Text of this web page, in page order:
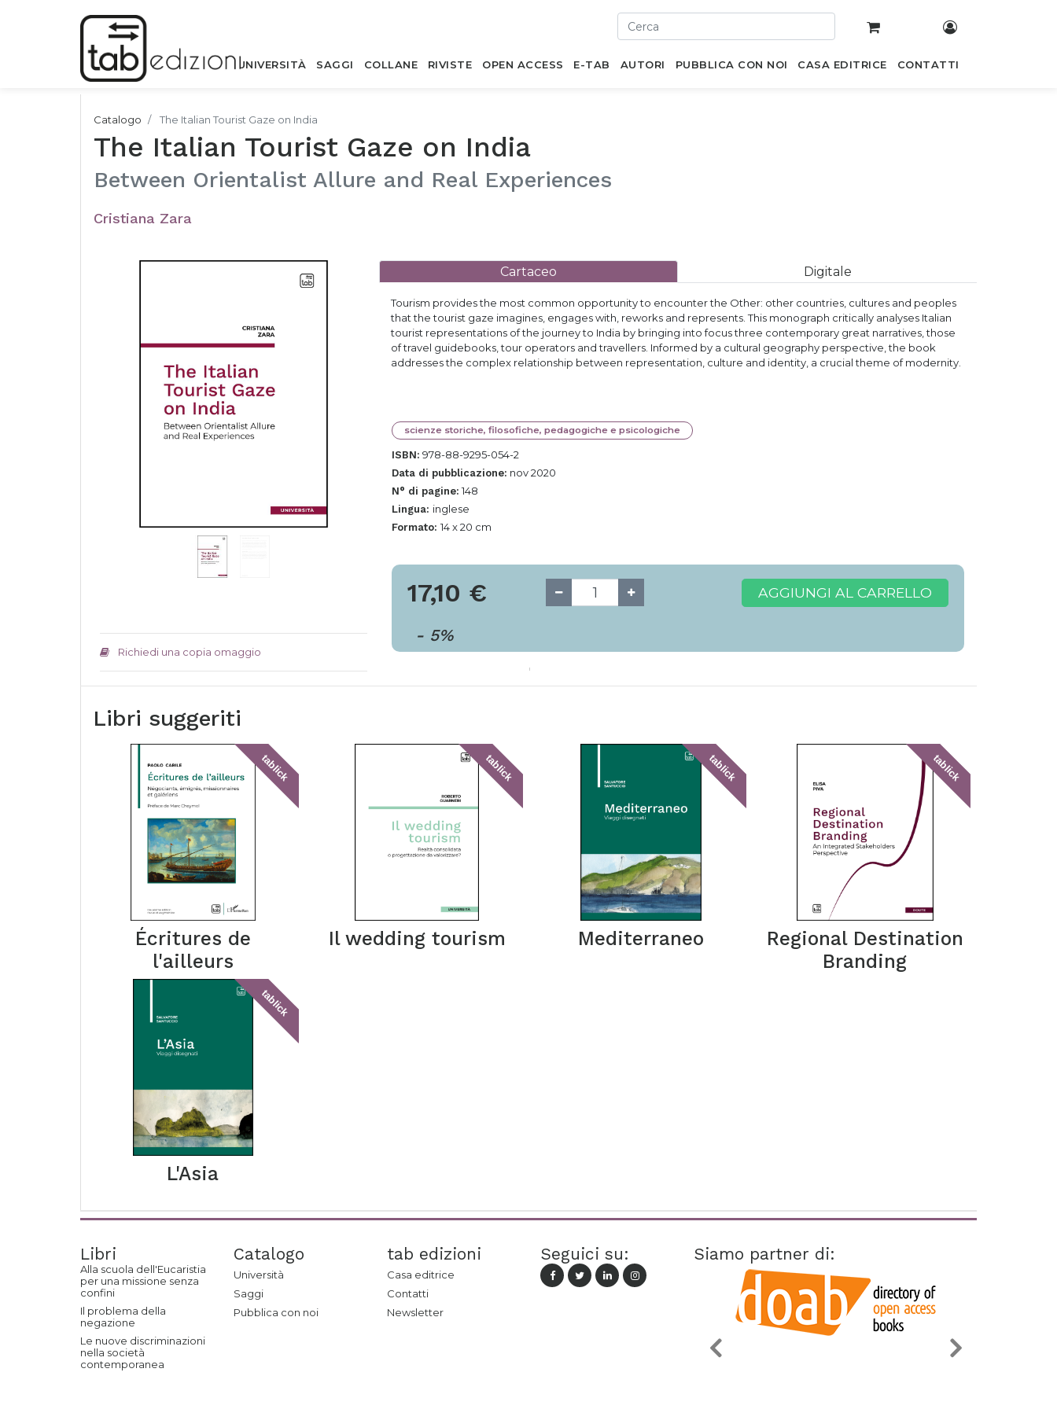
UNIVERSITÀ SAGGI COLLANE RIVISTE OPEN ACCESS E-TAB AUTORI PUBBLICA CON NOI CASA EDITRICE CONTATTI
Catalogo The Italian Tourist Gaze on India
The Italian Tourist Gaze on India
Between Orientalist Allure and Real Experiences
Cristiana Zara
Richiedi una copia omaggio
Cartaceo Digitale
Tourism provides the most common opportunity to encounter the Other: other countries, cultures and peoples
that the tourist gaze imagines, engages with, reworks and represents. This monograph critically analyses Italian
tourist representations of the journey to India by bringing into focus three contemporary great narratives, those
of travel guidebooks, tour operators and travellers. Informed by a cultural geography perspective, the book
addresses the complex relationship between representation, culture and identity, a crucial theme of modernity.
scienze storiche, filosofiche, pedagogiche e psicologiche
ISBN: 978-88-9295-054-2
Data di pubblicazione: nov 2020
N° di pagine: 148
Lingua: inglese
Formato: 14 x 20 cm
17,10 €
- 5%
AGGIUNGI AL CARRELLO
Libri suggeriti
tablick
Écritures de
l'ailleurs
tablick
Il wedding tourism
tablick
Mediterraneo
tablick
Regional Destination
Branding
tablick
L'Asia
Libri
Alla scuola dell'Eucaristia
per una missione senza
confini
Il problema della
negazione
Le nuove discriminazioni
nella società
contemporanea
Catalogo
Università
Saggi
Pubblica con noi
tab edizioni
Casa editrice
Contatti
Newsletter
Seguici su: Siamo partner di: